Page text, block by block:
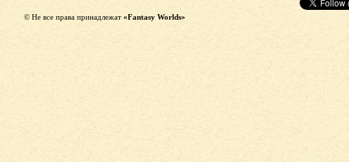
© Не все права принадлежат «Fantasy Worlds»